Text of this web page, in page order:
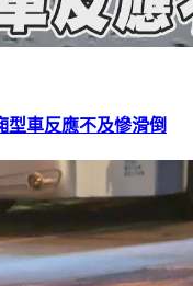
車反應不及慘滑倒